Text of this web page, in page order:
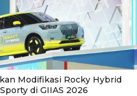
Modifikasi Rocky Hybrid
di GIIAS 2026